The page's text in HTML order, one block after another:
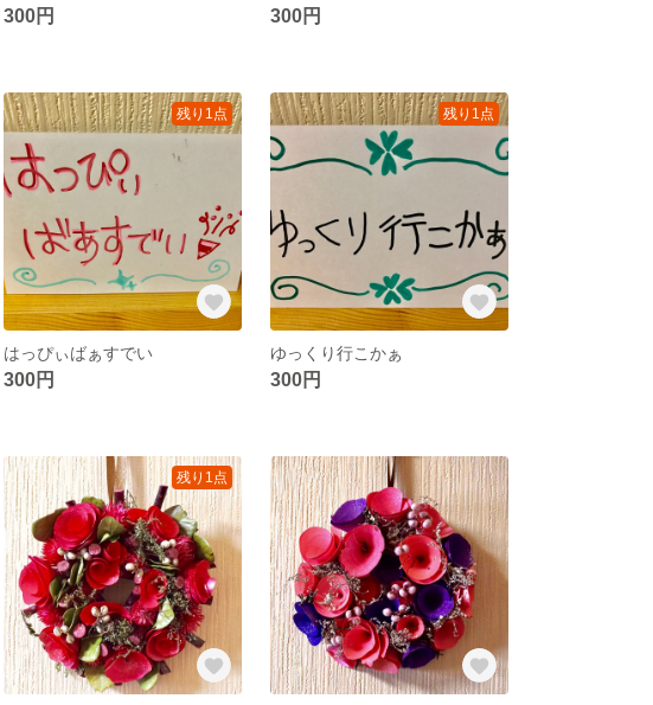
300円 300円
残り1点
はっぴぃばぁすでい
300円
残り1点
ゆっくり行こかぁ
300円
残り1点